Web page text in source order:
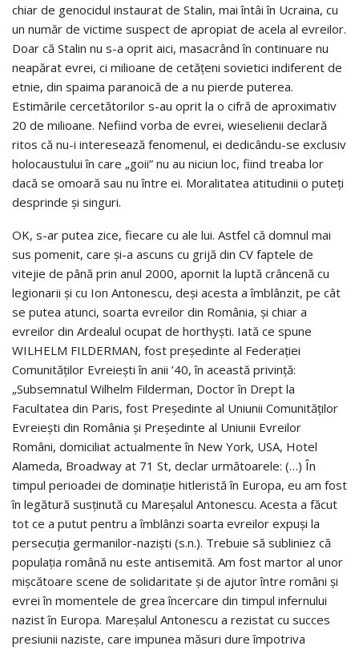
chiar de genocidul instaurat de Stalin, mai întâi în Ucraina, cu
un număr de victime suspect de apropiat de acela al evreilor.
Doar că Stalin nu s-a oprit aici, masacrând în continuare nu
neapărat evrei, ci milioane de cetăţeni sovietici indiferent de
etnie, din spaima paranoică de a nu pierde puterea.
Estimările cercetătorilor s-au oprit la o cifră de aproximativ
20 de milioane. Nefiind vorba de evrei, wieselienii declară
ritos că nu-i interesează fenomenul, ei dedicându-se exclusiv
holocaustului în care „goii” nu au niciun loc, fiind treaba lor
dacă se omoară sau nu între ei. Moralitatea atitudinii o puteţi
desprinde şi singuri.
OK, s-ar putea zice, fiecare cu ale lui. Astfel că domnul mai
sus pomenit, care şi-a ascuns cu grijă din CV faptele de
vitejie de până prin anul 2000, apornit la luptă crâncenă cu
legionarii şi cu Ion Antonescu, deşi acesta a îmblânzit, pe cât
se putea atunci, soarta evreilor din România, şi chiar a
evreilor din Ardealul ocupat de horthyşti. Iată ce spune
WILHELM FILDERMAN, fost preşedinte al Federaţiei
Comunităţilor Evreieşti în anii ’40, în această privinţă:
„Subsemnatul Wilhelm Filderman, Doctor în Drept la
Facultatea din Paris, fost Preşedinte al Uniunii Comunităţilor
Evreieşti din România şi Preşedinte al Uniunii Evreilor
Români, domiciliat actualmente în New York, USA, Hotel
Alameda, Broadway at 71 St, declar următoarele: (…) În
timpul perioadei de dominaţie hitleristă în Europa, eu am fost
în legătură susţinută cu Mareşalul Antonescu. Acesta a făcut
tot ce a putut pentru a îmblânzi soarta evreilor expuşi la
persecuţia germanilor-nazişti (s.n.). Trebuie să subliniez că
populaţia română nu este antisemită. Am fost martor al unor
mişcătoare scene de solidaritate şi de ajutor între români şi
evrei în momentele de grea încercare din timpul infernului
nazist în Europa. Mareşalul Antonescu a rezistat cu succes
presiunii naziste, care impunea măsuri dure împotriva